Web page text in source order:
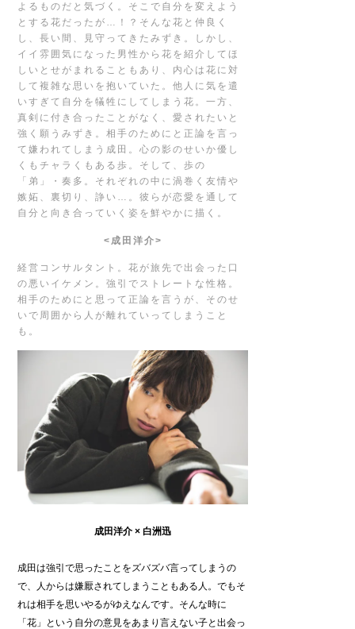
よるものだと気づく。そこで自分を変えよう
とする花だったが…！？そんな花と仲良く
し、長い間、見守ってきたみずき。しかし、
イイ雰囲気になった男性から花を紹介してほ
しいとせがまれることもあり、内心は花に対
して複雑な思いを抱いていた。他人に気を遣
いすぎて自分を犠牲にしてしまう花。一方、
真剣に付き合ったことがなく、愛されたいと
強く願うみずき。相手のためにと正論を言っ
て嫌われてしまう成田。心の影のせいか優し
くもチャラくもある歩。そして、歩の
「弟」・奏多。それぞれの中に渦巻く友情や
嫉妬、裏切り、諍い…。彼らが恋愛を通して
自分と向き合っていく姿を鮮やかに描く。
< 成田洋介>
経営コンサルタント。花が旅先で出会った口
の悪いイケメン。強引でストレートな性格。
相手のためにと思って正論を言うが、そのせ
いで周囲から人が離れていってしまうこと
も。
成田洋介 × 白洲迅
成田は強引で思ったことをズバズバ言ってしまうの
で、人からは嫌厭されてしまうこともある人。でもそ
れは相手を思いやるがゆえなんです。そんな時に
「花」という自分の意見をあまり言えない子と出会っ